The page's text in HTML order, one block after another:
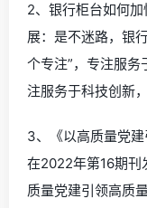
2、银行柜台如何
展：是不迷路，银
个专注”，专注服
注服务于科技创新
3、《以高质量党
在2022年第16期刊
质量党建引领高质